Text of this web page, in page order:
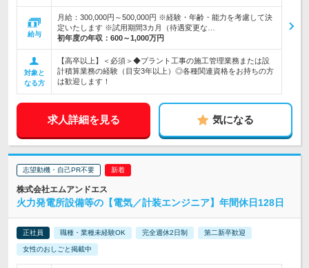
給与
月給：300,000円～500,000円 ※経験・年齢・能力を考慮して決
定いたします ※試用期間3カ月（待遇変更な…
初年度の年収： 600～1,000万円
対象と
なる方
【高卒以上】＜必須＞◆プラント工事の施工管理業務または設
計積算業務の経験（目安3年以上）◎各種関連資格をお持ちの方
は歓迎します！
求人詳細を見る 気になる
志望動機・自己PR不要
株式会社エムアンドエス
火力発電所設備等の【電気／計装エンジニア】年間休日128日
正社員 職種・業種未経験OK 完全週休2日制 第二新卒歓迎
女性のおしごと掲載中